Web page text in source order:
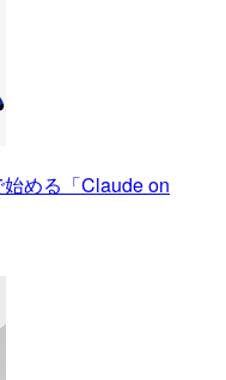
始める「Claude on